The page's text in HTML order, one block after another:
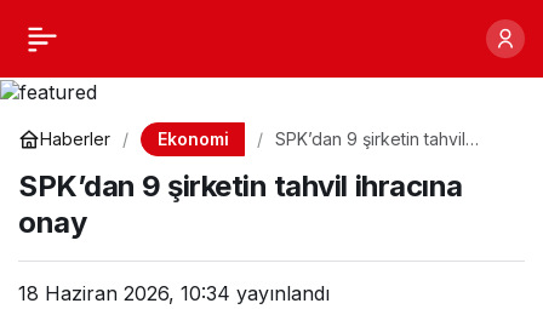
Haberler Ekonomi
SPK’dan 9 şirketin tahvil
SPK’dan 9 şirketin tahvil ihracına
onay
18 Haziran 2026, 10:34 yayınlandı
SPK’dan 9 şirketin tahvil
ihracına onay
Paylaş